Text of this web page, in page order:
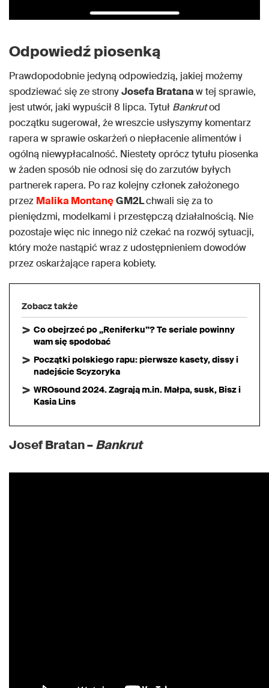
Odpowiedź piosenką
Prawdopodobnie jedyną odpowiedzią, jakiej możemy
spodziewać się ze stronyJosefa Bratanaw tej sprawie,
jest utwór, jaki wypuścił 8 lipca. Tytuł Bankrutod
początku sugerował, że wreszcie usłyszymy komentarz
rapera w sprawie oskarżeń o niepłacenie alimentów i
ogólną niewypłacalność. Niestety oprócz tytułu piosenka
w żaden sposób nie odnosi się do zarzutów byłych
partnerek rapera. Po raz kolejny członek założonego
przez Malika MontanęGM2Lchwali się za to
pieniędzmi, modelkami i przestępczą działalnością. Nie
pozostaje więc nic innego niż czekać na rozwój sytuacji,
który może nastąpić wraz z udostępnieniem dowodów
przez oskarżające rapera kobiety.
Zobacz także
Co obejrzeć po „Reniferku”? Te seriale powinny
wam się spodobać
Początki polskiego rapu: pierwsze kasety, dissy i
nadejście Scyzoryka
WROsound 2024. Zagrają m.in. Małpa, susk, Bisz i
Kasia Lins
Josef Bratan –Bankrut